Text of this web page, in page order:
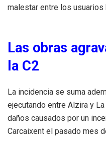
malestar entre los usuarios
Las obras
la C2
La incidencia se suma
ejecutando entre Alzira y
daños causados por un
Carcaixent el pasado mes